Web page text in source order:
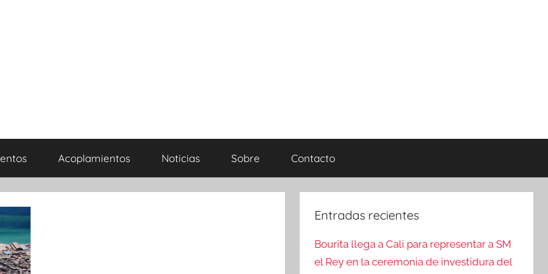
Acoplamientos Noticias Sobre Contacto
Entradas recientes
Bourita llega a Cali para representar a SM
el Rey en la ceremonia de investidura del